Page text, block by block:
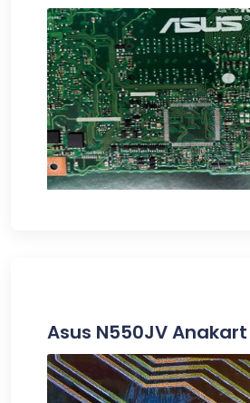
Asus N550JV